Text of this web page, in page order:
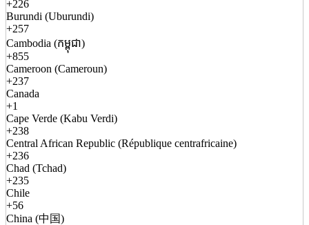
+226
Burundi (Uburundi)
+257
Cambodia (កម្ពុជា)
+855
Cameroon (Cameroun)
+237
Canada
+1
Cape Verde (Kabu Verdi)
+238
Central African Republic (République centrafricaine)
+236
Chad (Tchad)
+235
Chile
+56
China (中国)